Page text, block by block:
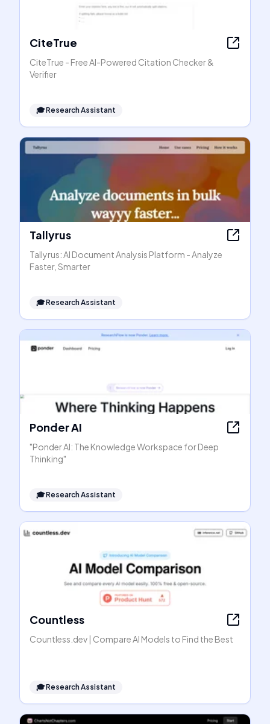
CiteTrue
CiteTrue - Free AI-Powered Citation Checker &
Verifier
🎓Research Assistant
Tallyrus
Tallyrus: AI Document Analysis Platform - Analyze
Faster, Smarter
🎓Research Assistant
Ponder AI
"Ponder AI: The Knowledge Workspace for Deep
Thinking"
🎓Research Assistant
Countless
Countless.dev | Compare AI Models to Find the Best
🎓Research Assistant